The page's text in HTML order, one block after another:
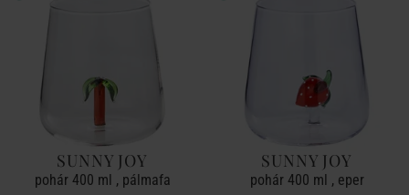
SUNNY JOY
pohár 400 ml , pálmafa
SUNNY JOY
pohár 400 ml , eper